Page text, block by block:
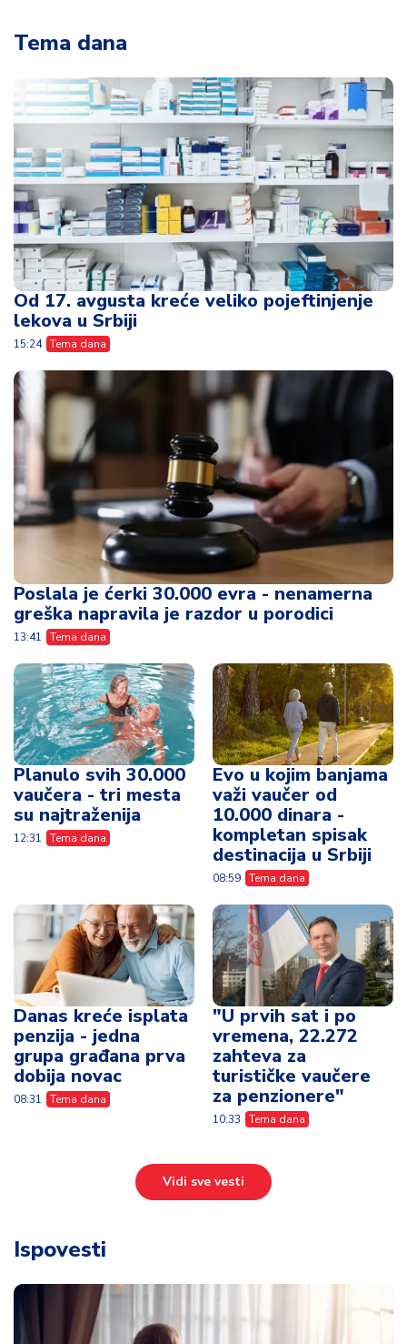
Tema dana
Od 17. avgusta kreće veliko pojeftinjenje
lekova u Srbiji
15:24 Tema dana
Poslala je ćerki 30.000 evra - nenamerna
greška napravila je razdor u porodici
13:41 Tema dana
Planulo svih 30.000
vaučera - tri mesta
su najtraženija
12:31 Tema dana
Evo u kojim banjama
važi vaučer od
10.000 dinara -
kompletan spisak
destinacija u Srbiji
08:59 Tema dana
Danas kreće isplata
penzija - jedna
grupa građana prva
dobija novac
08:31 Tema dana
"U prvih sat i po
vremena, 22.272
zahteva za
turističke vaučere
za penzionere"
10:33 Tema dana
Vidi sve vesti
Ispovesti